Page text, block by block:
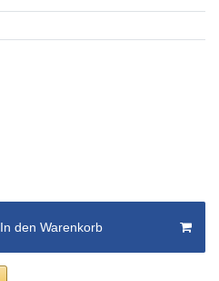
In den Warenkorb